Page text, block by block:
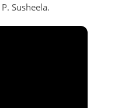
Susheela.